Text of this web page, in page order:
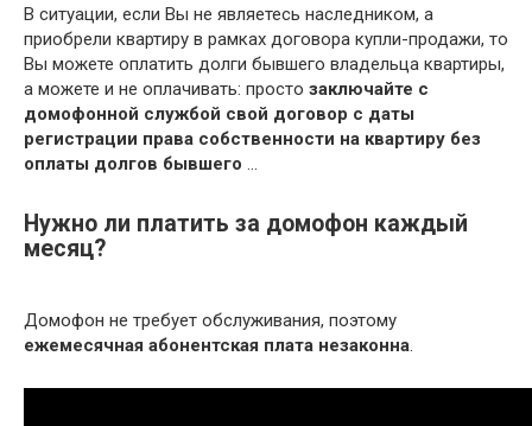
В ситуации, если Вы не являетесь наследником, а
приобрели квартиру в рамках договора купли-продажи, то
Вы можете оплатить долги бывшего владельца квартиры,
а можете и не оплачивать: просто заключайте с
домофонной службой свой договор с даты
регистрации права собственности на квартиру без
оплаты долгов бывшего …
Нужно ли платить за домофон каждый
месяц?
Домофон не требует обслуживания, поэтому
ежемесячная абонентская плата незаконна.